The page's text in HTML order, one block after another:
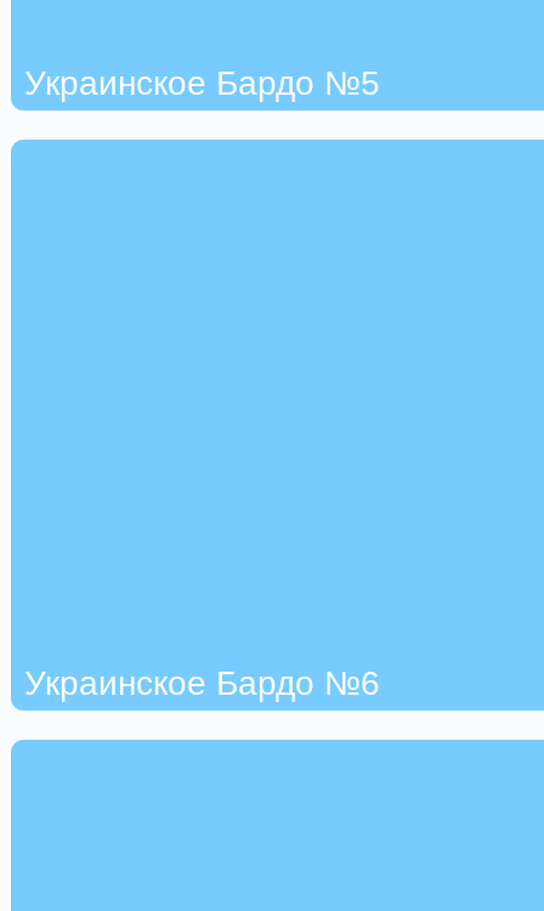
Украинское Бардо №5
Украинское Бардо №6